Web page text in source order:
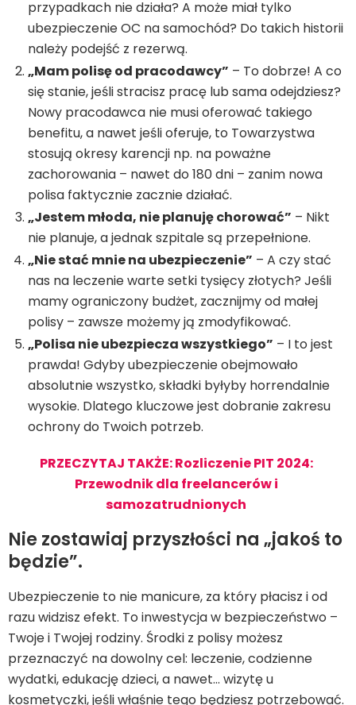
przypadkach nie działa? A może miał tylko
ubezpieczenie OC na samochód? Do takich historii
należy podejść z rezerwą.
„Mam polisę od pracodawcy” – To dobrze! A co
się stanie, jeśli stracisz pracę lub sama odejdziesz?
Nowy pracodawca nie musi oferować takiego
benefitu, a nawet jeśli oferuje, to Towarzystwa
stosują okresy karencji np. na poważne
zachorowania – nawet do 180 dni – zanim nowa
polisa faktycznie zacznie działać.
„Jestem młoda, nie planuję chorować” – Nikt
nie planuje, a jednak szpitale są przepełnione.
„Nie stać mnie na ubezpieczenie” – A czy stać
nas na leczenie warte setki tysięcy złotych? Jeśli
mamy ograniczony budżet, zacznijmy od małej
polisy – zawsze możemy ją zmodyfikować.
„Polisa nie ubezpiecza wszystkiego” – I to jest
prawda! Gdyby ubezpieczenie obejmowało
absolutnie wszystko, składki byłyby horrendalnie
wysokie. Dlatego kluczowe jest dobranie zakresu
ochrony do Twoich potrzeb.
PRZECZYTAJ TAKŻE: Rozliczenie PIT 2024:
Przewodnik dla freelancerów i
samozatrudnionych
Nie zostawiaj przyszłości na „jakoś to
będzie”.
Ubezpieczenie to nie manicure, za który płacisz i od
razu widzisz efekt. To inwestycja w bezpieczeństwo –
Twoje i Twojej rodziny. Środki z polisy możesz
przeznaczyć na dowolny cel: leczenie, codzienne
wydatki, edukację dzieci, a nawet… wizytę u
kosmetyczki, jeśli właśnie tego będziesz potrzebować.